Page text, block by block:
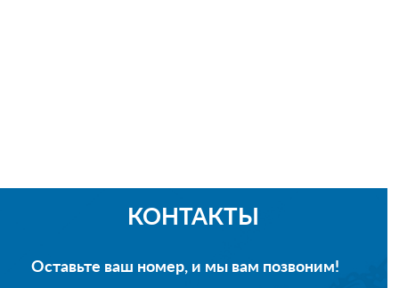
КОНТАКТЫ
Оставьте ваш номер, и мы вам позвоним!